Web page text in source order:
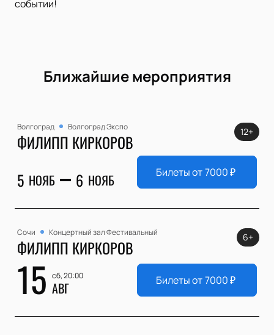
событии!
Ближайшие мероприятия
Волгоград Волгоград Экспо
ФИЛИПП КИРКОРОВ
5 НОЯБ 6 НОЯБ
12+
Билеты от7000₽
Сочи Концертный зал Фестивальный
ФИЛИПП КИРКОРОВ
15 сб, 20:00
АВГ
6+
Билеты от7000₽